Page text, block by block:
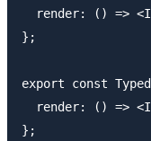
render: () =>
};
export const
render: () =>